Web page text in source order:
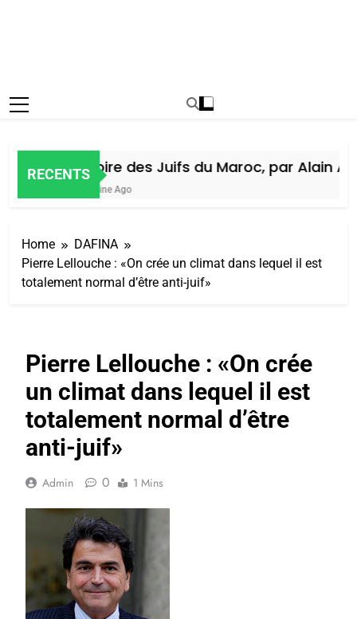
RECENTSHistoire des Juifs du Maroc, par Alain
1 Semaine Ago
Home
DAFINA
Pierre Lellouche : «On crée un climat dans lequel il est
totalement normal d’être anti-juif»
Pierre Lellouche : «On crée
un climat dans lequel il est
totalement normal d’être
anti-juif»
Admin 0 1 Mins